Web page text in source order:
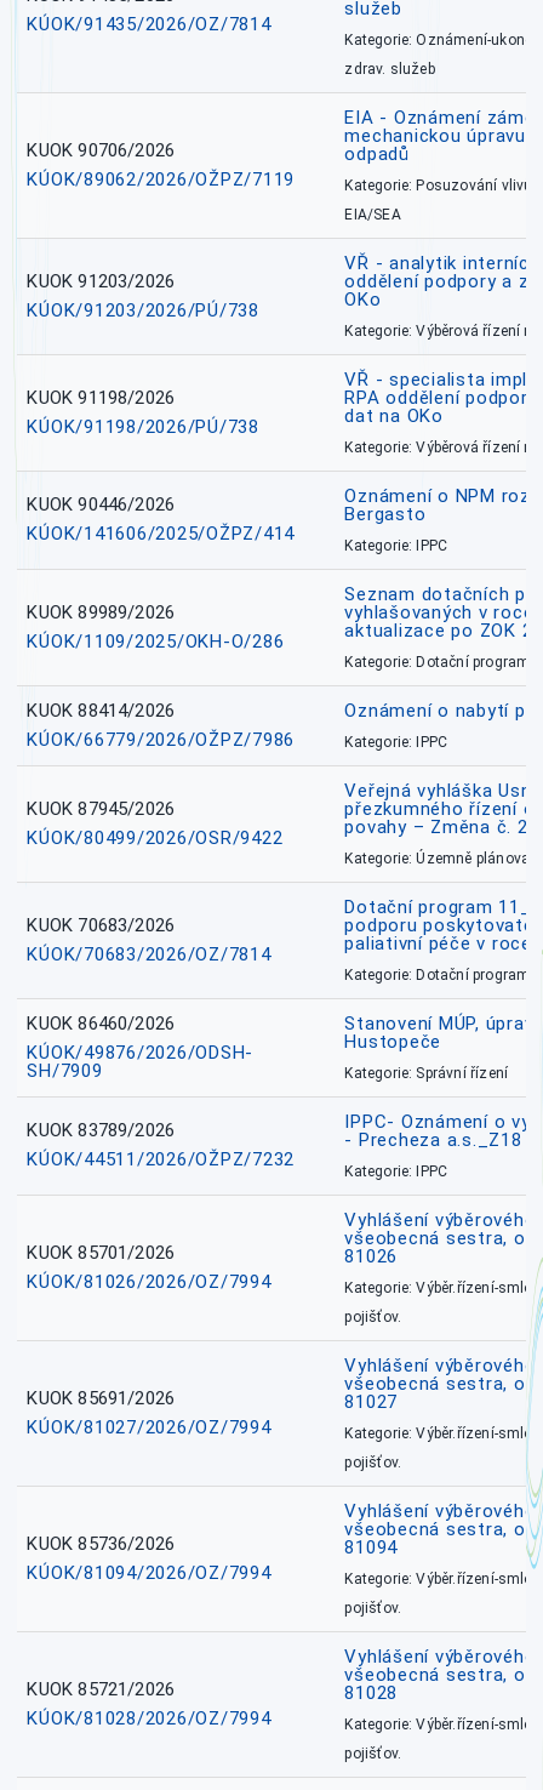
KÚOK/91435/2026/OZ/7814
služeb
Kategorie: Oznámení-
zdrav. služeb
KUOK 90706/2026
KÚOK/89062/2026/OŽPZ/7119
EIA - Oznámení
mechanickou úpravu
odpadů
Kategorie: Posuzování vlivů
EIA/SEA
KUOK 91203/2026
KÚOK/91203/2026/PÚ/738
VŘ - analytik
oddělení podpory a
OKo
Kategorie: Výběrová řízení
KUOK 91198/2026
KÚOK/91198/2026/PÚ/738
VŘ - specialista
RPA oddělení
dat na OKo
Kategorie: Výběrová řízení
KUOK 90446/2026
KÚOK/141606/2025/OŽPZ/414
Oznámení o NPM
Bergasto
Kategorie: IPPC
KUOK 89989/2026
KÚOK/1109/2025/OKH-O/286
Seznam dotačních
vyhlašovaných v roce
aktualizace po ZOK
Kategorie: Dotační
KUOK 88414/2026
KÚOK/66779/2026/OŽPZ/7986
Oznámení o nabytí
Kategorie: IPPC
KUOK 87945/2026
KÚOK/80499/2026/OSR/9422
Veřejná vyhláška
přezkumného řízení
povahy – Změna č. 2
Kategorie: Územně
KUOK 70683/2026
KÚOK/70683/2026/OZ/7814
Dotační program
podporu
paliativní péče v roce
Kategorie: Dotační
KUOK 86460/2026
KÚOK/49876/2026/ODSH-
SH/7909
Stanovení MÚP,
Hustopeče
Kategorie: Správní řízení
KUOK 83789/2026
KÚOK/44511/2026/OŽPZ/7232
IPPC- Oznámení o
- Precheza a.s._Z18
Kategorie: IPPC
KUOK 85701/2026
KÚOK/81026/2026/OZ/7994
Vyhlášení
všeobecná sestra,
81026
Kategorie: Výběr.řízení-
pojišťov.
KUOK 85691/2026
KÚOK/81027/2026/OZ/7994
Vyhlášení
všeobecná sestra,
81027
Kategorie: Výběr.řízení-
pojišťov.
KUOK 85736/2026
KÚOK/81094/2026/OZ/7994
Vyhlášení
všeobecná sestra,
81094
Kategorie: Výběr.řízení-
pojišťov.
KUOK 85721/2026
KÚOK/81028/2026/OZ/7994
Vyhlášení
všeobecná sestra,
81028
Kategorie: Výběr.řízení-
pojišťov.